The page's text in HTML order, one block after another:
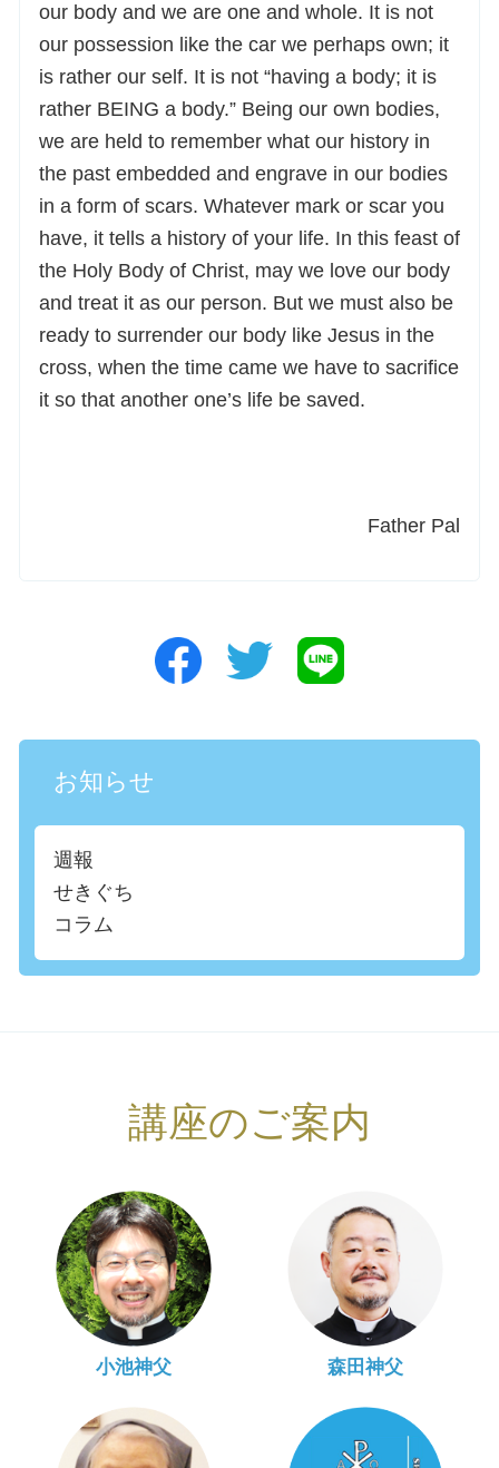
our body and we are one and whole. It is not
our possession like the car we perhaps own; it
is rather our self. It is not “having a body; it is
rather BEING a body.” Being our own bodies,
we are held to remember what our history in
the past embedded and engrave in our bodies
in a form of scars. Whatever mark or scar you
have, it tells a history of your life. In this feast of
the Holy Body of Christ, may we love our body
and treat it as our person. But we must also be
ready to surrender our body like Jesus in the
cross, when the time came we have to sacrifice
it so that another one’s life be saved.
Father Pal
お知らせ
週報
せきぐち
コラム
講座のご案内
小池神父 森田神父